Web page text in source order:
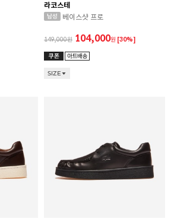
라코스테
베이스샷 프로
149,000 104,000원 [30%]
SIZE